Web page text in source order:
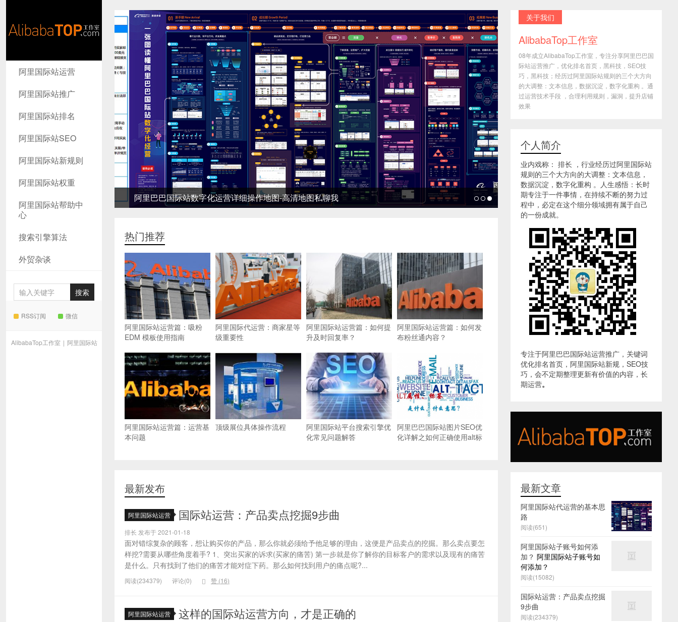
AlibabaTop
工作室
阿里国际站运营
阿里国际站推广
阿里国际站排名
阿里国际站SEO
阿里国际站新规则
阿里国际站权重
阿里国际站帮助中
心
搜索引擎算法
外贸杂谈
RSS订阅 微信
AlibabaTop工作室 | 阿里国际站
阿里巴巴国际站数字化运营详细操作地图-高清地图私聊我
热门推荐
阿里国际站运营篇：吸粉
EDM 模板使用指南
阿里国际代运营：商家星等
级重要性
阿里国际站运营篇：如何提
升及时回复率？
阿里国际站运营篇：如何发
布粉丝通内容？
阿里国际站运营篇：运营基
本问题
顶级展位具体操作流程
阿里国际站平台搜索引擎优
化常见问题解答
阿里巴巴国际站图片SEO优
化详解之如何正确使用alt标
最新发布
阿里国际站运营 国际站运营：产品卖点挖掘9步曲
排长 发布于 2021-01-18
面对错综复杂的顾客，想让购买你的产品，那么你就必须给予他足够的理由，这便是产品卖点的挖掘。那么卖点要怎
样挖?需要从哪些角度着手? 1、突出买家的诉求(买家的痛苦) 第一步就是你了解你的目标客户的需求以及现有的痛苦
是什么。只有找到了他们的痛苦才能对症下药。那么如何找到用户的痛点呢?...
阅读(234379) 评论(0) 赞 (16)
阿里国际站运营 这样的国际站运营方向，才是正确的
关于我们
AlibabaTop工作室
08年成立AlibabaTop工作室，专注分享阿里巴巴国
际站运营推广，优化排名首页，黑科技，SEO技
巧，黑科技；经历过阿里国际站规则的三个大方向
的大调整：文本信息，数据沉淀，数字化重构 。通
过运营技术手段 ，合理利用规则，漏洞，提升店铺
效果
个人简介
业内戏称： 排长 ，行业经历过阿里国际站
规则的三个大方向的大调整：文本信息，
数据沉淀，数字化重构 。人生感悟：长时
期专注于一件事情，在持续不断的努力过
程中，必定在这个细分领域拥有属于自己
的一份成就。
专注于阿里巴巴国际站运营推广，关键词
优化排名首页，阿里国际站新规，SEO技
巧，会不定期整理更新有价值的内容，长
期运营。
最新文章
阿里国际站代运营的基本思
路
阅读(651)
阿里国际站子账号如何添
加？ 阿里国际站子账号如
何添加？
阅读(15082)
国际站运营：产品卖点挖掘
9步曲
阅读(234379)